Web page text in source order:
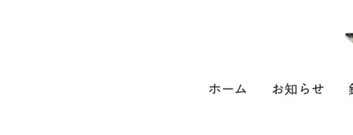
ホーム お知らせ